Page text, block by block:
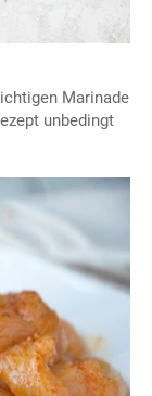
Marinade
unbedingt